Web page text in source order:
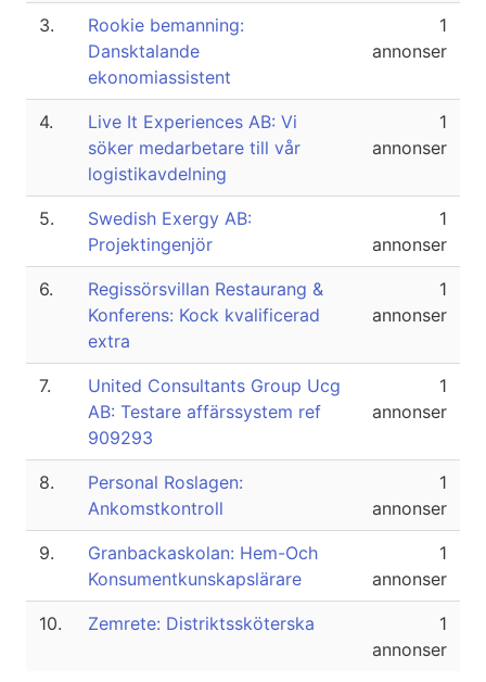
3.
Rookie bemanning:
Dansktalande
ekonomiassistent
1
annonser
4.
Live It Experiences AB: Vi
söker medarbetare till vår
logistikavdelning
1
annonser
5.
Swedish Exergy AB:
Projektingenjör
1
annonser
6.
Regissörsvillan Restaurang &
Konferens: Kock kvalificerad
extra
1
annonser
7.
United Consultants Group Ucg
AB: Testare affärssystem ref
909293
1
annonser
8.
Personal Roslagen:
Ankomstkontroll
1
annonser
9.
Granbackaskolan: Hem-Och
Konsumentkunskapslärare
1
annonser
10. Zemrete: Distriktssköterska
1
annonser